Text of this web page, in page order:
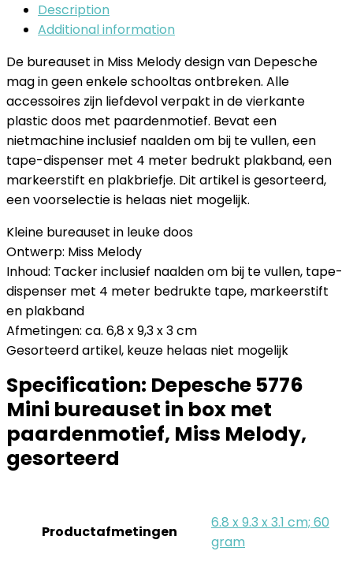
Description
Additional information
De bureauset in Miss Melody design van Depesche
mag in geen enkele schooltas ontbreken. Alle
accessoires zijn liefdevol verpakt in de vierkante
plastic doos met paardenmotief. Bevat een
nietmachine inclusief naalden om bij te vullen, een
tape-dispenser met 4 meter bedrukt plakband, een
markeerstift en plakbriefje. Dit artikel is gesorteerd,
een voorselectie is helaas niet mogelijk.
Kleine bureauset in leuke doos
Ontwerp: Miss Melody
Inhoud: Tacker inclusief naalden om bij te vullen, tape-
dispenser met 4 meter bedrukte tape, markeerstift
en plakband
Afmetingen: ca. 6,8 x 9,3 x 3 cm
Gesorteerd artikel, keuze helaas niet mogelijk
Specification: Depesche 5776
Mini bureauset in box met
paardenmotief, Miss Melody,
gesorteerd
Productafmetingen
‎6.8 x 9.3 x 3.1 cm; 60
gram